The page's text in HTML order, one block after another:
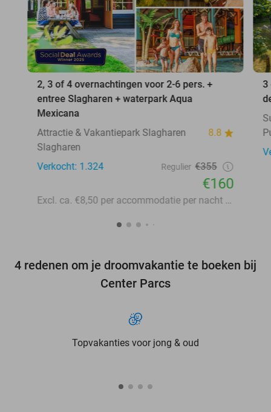
2, 3 of 4 overnachtingen voor 2-6 pers. +
entree Slagharen + waterpark Aqua
Mexicana
Attractie & Vakantiepark Slagharen
8.8
Slagharen
Verkocht: 1.324
Regulier €355
€160
Excl. ca. €8,50 per accommodatie per nacht aan lokale heffingen
3
4 redenen om je droomvakantie te boeken bij
Center Parcs
Topvakanties voor jong & oud